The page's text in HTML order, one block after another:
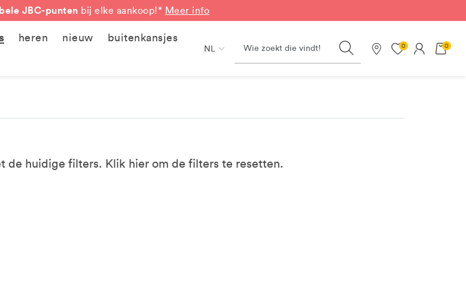
JBC-punten bij elke aankoop!* Meer info
heren nieuw buitenkansjes
NL Search
Onze winkels
0 0
de huidige filters. Klik hierom de filters te resetten.